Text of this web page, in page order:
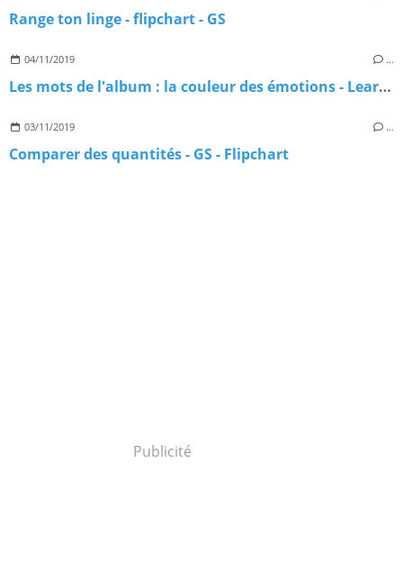
Range ton linge - flipchart - GS
04/11/2019 …
Les mots de l'album : la couleur des émotions - Learningapps
03/11/2019 …
Comparer des quantités - GS - Flipchart
Publicité